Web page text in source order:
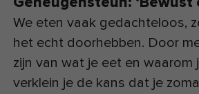
We eten vaak gedachteloos,
het echt doorhebben. Door
zijn van wat je eet en waarom
verklein je de kans dat je